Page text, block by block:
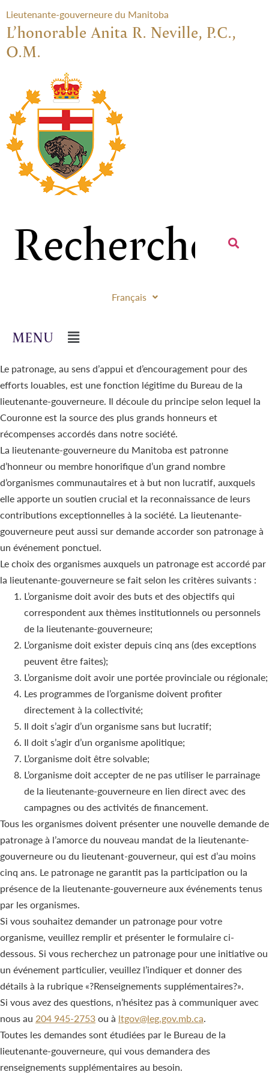
Lieutenante-gouverneure du Manitoba
L’honorable Anita R. Neville, P.C.,
O.M.
Français
Le patronage, au sens d’appui et d’encouragement pour des
efforts louables, est une fonction légitime du Bureau de la
lieutenante-gouverneure. Il découle du principe selon lequel la
Couronne est la source des plus grands honneurs et
récompenses accordés dans notre société.
La lieutenante-gouverneure du Manitoba est patronne
d’honneur ou membre honorifique d’un grand nombre
d’organismes communautaires et à but non lucratif, auxquels
elle apporte un soutien crucial et la reconnaissance de leurs
contributions exceptionnelles à la société. La lieutenante-
gouverneure peut aussi sur demande accorder son patronage à
un événement ponctuel.
Le choix des organismes auxquels un patronage est accordé par
la lieutenante-gouverneure se fait selon les critères suivants :
L’organisme doit avoir des buts et des objectifs qui
correspondent aux thèmes institutionnels ou personnels
de la lieutenante-gouverneure;
L’organisme doit exister depuis cinq ans (des exceptions
peuvent être faites);
L’organisme doit avoir une portée provinciale ou régionale;
Les programmes de l’organisme doivent profiter
directement à la collectivité;
Il doit s’agir d’un organisme sans but lucratif;
Il doit s’agir d’un organisme apolitique;
L’organisme doit être solvable;
L’organisme doit accepter de ne pas utiliser le parrainage
de la lieutenante-gouverneure en lien direct avec des
campagnes ou des activités de financement.
Tous les organismes doivent présenter une nouvelle demande de
patronage à l’amorce du nouveau mandat de la lieutenante-
gouverneure ou du lieutenant-gouverneur, qui est d’au moins
cinq ans. Le patronage ne garantit pas la participation ou la
présence de la lieutenante-gouverneure aux événements tenus
par les organismes.
Si vous souhaitez demander un patronage pour votre
organisme, veuillez remplir et présenter le formulaire ci-
dessous. Si vous recherchez un patronage pour une initiative ou
un événement particulier, veuillez l’indiquer et donner des
détails à la rubrique «?Renseignements supplémentaires?».
Si vous avez des questions, n’hésitez pas à communiquer avec
nous au 204 945-2753ou à ltgov@leg.gov.mb.ca.
Toutes les demandes sont étudiées par le Bureau de la
lieutenante-gouverneure, qui vous demandera des
renseignements supplémentaires au besoin.